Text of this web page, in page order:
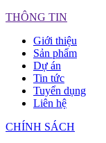
THÔNG TIN
Giới thiệu
Sản phẩm
Dự án
Tin tức
Tuyển dụng
Liên hệ
CHÍNH SÁCH